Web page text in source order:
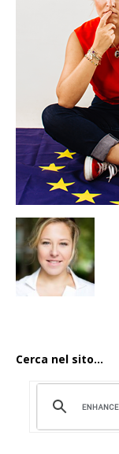
Cerca nel sito...